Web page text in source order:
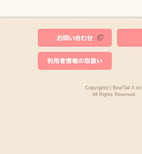
Copyright(c) BearTail X inc.
All Rights Reserved.